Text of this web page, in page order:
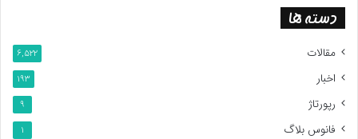
دسته ها
مقالات 6,522
اخبار 193
رپورتاژ 9
فانوس بلاگ 1